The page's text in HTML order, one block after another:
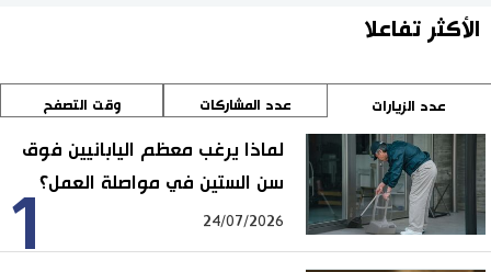
الأكثر تفاعلا
عدد الزيارات عدد المشاركات وقت التصفح
1
لماذا يرغب معظم اليابانيين فوق
سن الستين في مواصلة العمل؟
24/07/2026